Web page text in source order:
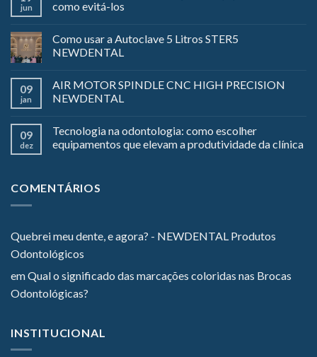
jun
como evitá-los
Como usar a Autoclave 5 Litros STER5
NEWDENTAL
09
jan
AIR MOTOR SPINDLE CNC HIGH PRECISION
NEWDENTAL
09
dez
Tecnologia na odontologia: como escolher
equipamentos que elevam a produtividade da clínica
COMENTÁRIOS
Quebrei meu dente, e agora? - NEWDENTAL Produtos
Odontológicos
emQual o significado das marcações coloridas nas Brocas
Odontológicas?
INSTITUCIONAL